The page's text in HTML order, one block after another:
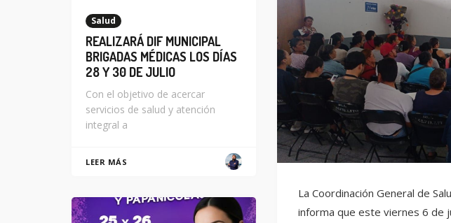
La Coordinación General de
informa que este viernes 6 de
Salud
REALIZARÁ DIF MUNICIPAL
BRIGADAS MÉDICAS LOS DÍAS
28 Y 30 DE JULIO
Con el objetivo de acercar
servicios de salud y atención
integral a
LEER MÁS